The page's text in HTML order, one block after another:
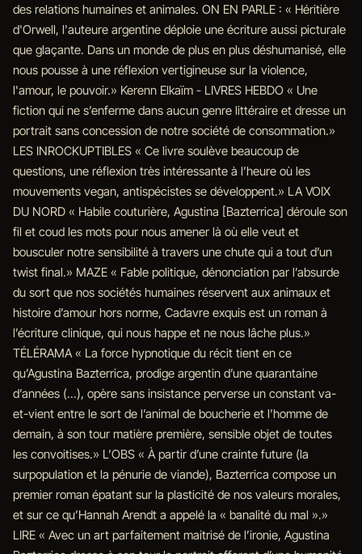
des relations humaines et animales. ON EN PARLE : « Héritière
d'Orwell, l'auteure argentine déploie une écriture aussi picturale
que glaçante. Dans un monde de plus en plus déshumanisé, elle
nous pousse à une réflexion vertigineuse sur la violence,
l'amour, le pouvoir.» Kerenn Elkaïm - LIVRES HEBDO « Une
fiction qui ne s’enferme dans aucun genre littéraire et dresse un
portrait sans concession de notre société de consommation.»
LES INROCKUPTIBLES « Ce livre soulève beaucoup de
questions, une réflexion très intéressante à l’heure où les
mouvements vegan, antispécistes se développent.» LA VOIX
DU NORD « Habile couturière, Agustina [Bazterrica] déroule son
fil et coud les mots pour nous amener là où elle veut et
bousculer notre sensibilité à travers une chute qui a tout d’un
twist final.» MAZE « Fable politique, dénonciation par l’absurde
du sort que nos sociétés humaines réservent aux animaux et
histoire d’amour hors norme, Cadavre exquis est un roman à
l’écriture clinique, qui nous happe et ne nous lâche plus.»
TÉLÉRAMA « La force hypnotique du récit tient en ce
qu’Agustina Bazterrica, prodige argentin d’une quarantaine
d’années (...), opère sans insistance perverse un constant va-
et-vient entre le sort de l’animal de boucherie et l’homme de
demain, à son tour matière première, sensible objet de toutes
les convoitises.» L’OBS « À partir d’une crainte future (la
surpopulation et la pénurie de viande), Bazterrica compose un
premier roman épatant sur la plasticité de nos valeurs morales,
et sur ce qu’Hannah Arendt a appelé la « banalité du mal ».»
LIRE « Avec un art parfaitement maitrisé de l’ironie, Agustina